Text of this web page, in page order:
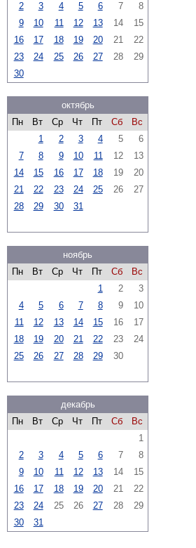
2 3 4 5 6 7
8
9
10 11 12 13 14
15
16
17 18 19 20 21
22
23
24 25 26 27 28
29
30
октябрь
Пн
Вт Ср Чт Пт Сб
Вс
1
2 3 4 5
6
7
8 9 10 11 12
13
14
15 16 17 18 19
20
21
22 23 24 25 26
27
28
29 30 31
ноябрь
Пн
Вт Ср Чт Пт Сб
Вс
1
2
3
4
5 6 7 8 9
10
11
12 13 14 15 16
17
18
19 20 21 22 23
24
25
26 27 28 29 30
декабрь
Пн
Вт Ср Чт Пт Сб
Вс
1
2
3 4 5 6 7
8
9
10 11 12 13 14
15
16
17 18 19 20 21
22
23
24 25 26 27 28
29
30
31